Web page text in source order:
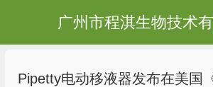
广州市程淇生物技术
Pipetty电动移液器发布在美国